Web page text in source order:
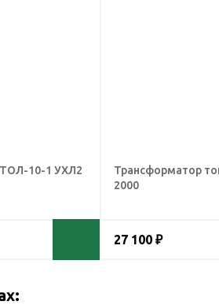
10-1 УХЛ2
Трансформатор
2000
27 100 ₽